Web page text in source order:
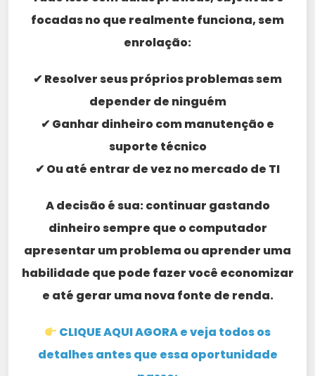
focadas no que realmente funciona, sem
enrolação:
✔ Resolver seus próprios problemas sem
depender de ninguém
✔ Ganhar dinheiro com manutenção e
suporte técnico
✔ Ou até entrar de vez no mercado de TI
A decisão é sua: continuar gastando
dinheiro sempre que o computador
apresentar um problema ou aprender uma
habilidade que pode fazer você economizar
e até gerar uma nova fonte de renda.
CLIQUE AQUI AGORA e veja todos os
detalhes antes que essa oportunidade